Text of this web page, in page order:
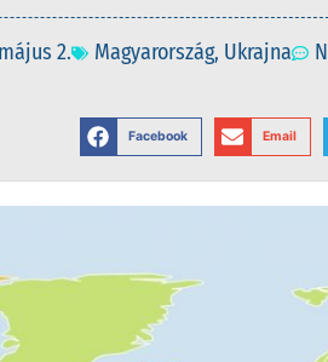
2. Magyarország, Ukrajna
Facebook Email